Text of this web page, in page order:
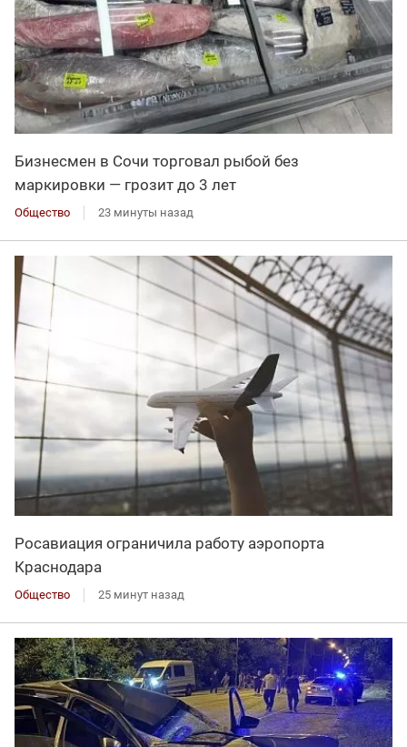
Бизнесмен в Сочи торговал рыбой без
маркировки — грозит до 3 лет
Общество 23 минуты назад
Росавиация ограничила работу аэропорта
Краснодара
Общество 25 минут назад